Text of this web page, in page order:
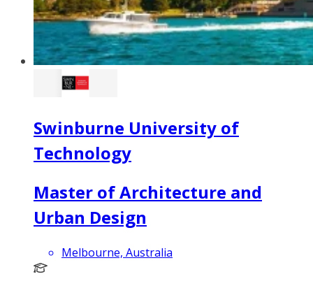
Swinburne University of
Technology
Master of Architecture and
Urban Design
Melbourne, Australia